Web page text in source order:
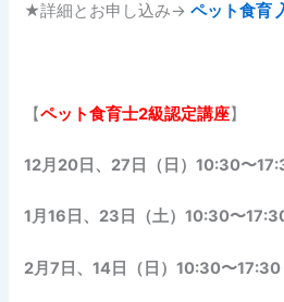
★詳細とお申し込み→ペット食育
【ペット食育士2級認定講座】
12月20日、27日（日）10:30〜
1月16日、23日（土）10:30〜
2月7日、14日（日）10:30〜17:30